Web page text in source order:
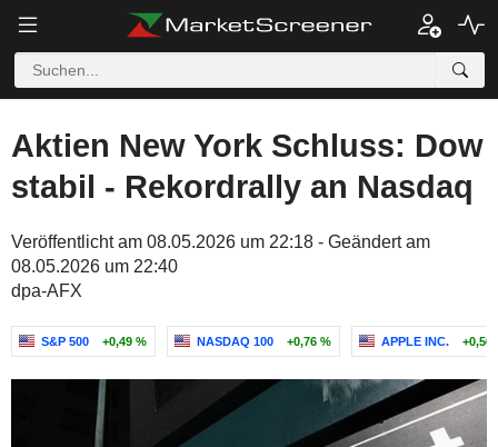
Aktien New York Schluss: Dow
stabil - Rekordrally an Nasdaq
Veröffentlicht am 08.05.2026 um 22:18 - Geändert am
08.05.2026 um 22:40
dpa-AFX
S&P 500 +0,49 % NASDAQ 100 +0,76 % APPLE INC. +0,56